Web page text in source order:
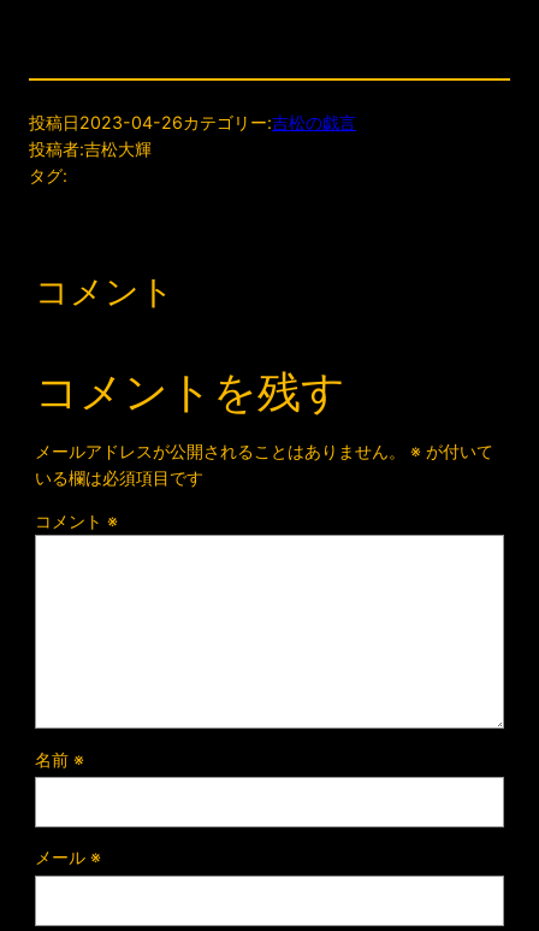
投稿日2023-04-26カテゴリー:吉松の戯言
投稿者:吉松大輝
タグ:
コメント
コメントを残す
メールアドレスが公開されることはありません。 ※が付いて
いる欄は必須項目です
コメント ※
名前 ※
メール ※